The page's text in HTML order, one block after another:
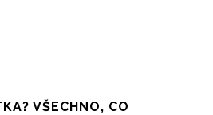
VŠECHNO, CO